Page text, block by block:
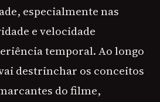
especialmente nas
e velocidade
temporal. Ao longo
destrinchar os conceitos
do filme,